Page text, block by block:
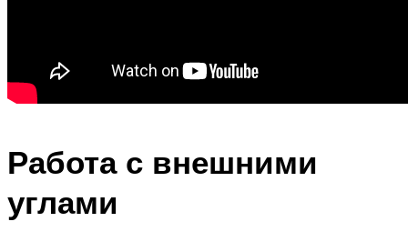
Работа с внешними
углами